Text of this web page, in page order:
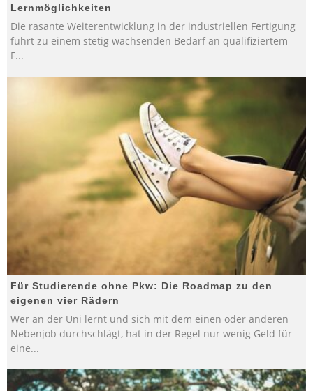
Lernmöglichkeiten
Die rasante Weiterentwicklung in der industriellen Fertigung
führt zu einem stetig wachsenden Bedarf an qualifiziertem
F...
Für Studierende ohne Pkw: Die Roadmap zu den
eigenen vier Rädern
Wer an der Uni lernt und sich mit dem einen oder anderen
Nebenjob durchschlägt, hat in der Regel nur wenig Geld für
eine...